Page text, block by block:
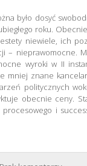
było dosyć
roku.
niewiele, ich
– nieprawomocne.
wyroki w II
mniej znane
politycznych
obecnie ceny.
i